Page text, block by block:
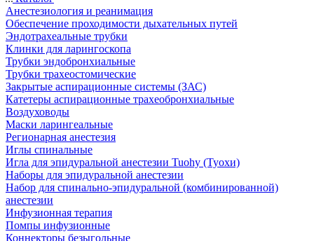
Анестезиология и реанимация
Обеспечение проходимости дыхательных путей
Эндотрахеальные трубки
Клинки для ларингоскопа
Трубки эндобронхиальные
Трубки трахеостомические
Закрытые аспирационные системы (ЗАС)
Катетеры аспирационные трахеобронхиальные
Воздуховоды
Маски ларингеальные
Регионарная анестезия
Иглы спинальные
Игла для эпидуральной анестезии Tuohy (Туохи)
Наборы для эпидуральной анестезии
Набор для спинально-эпидуральной (комбинированной)
анестезии
Инфузионная терапия
Помпы инфузионные
Коннекторы безыгольные